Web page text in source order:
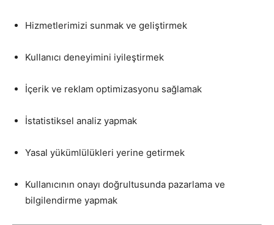
Hizmetlerimizi sunmak ve geliştirmek
Kullanıcı deneyimini iyileştirmek
İçerik ve reklam optimizasyonu sağlamak
İstatistiksel analiz yapmak
Yasal yükümlülükleri yerine getirmek
Kullanıcının onayı doğrultusunda pazarlama ve
bilgilendirme yapmak